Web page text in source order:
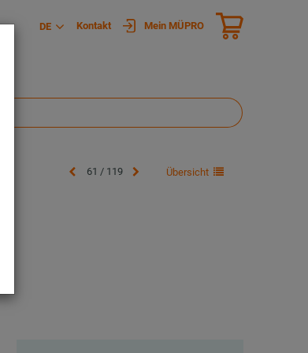
DE Kontakt Mein MÜPRO
61 / 119 Übersicht